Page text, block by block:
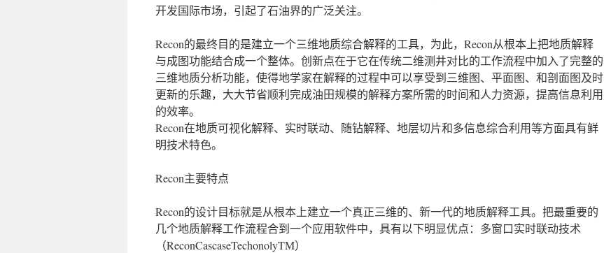
开发国际市场，引起了石油界的广泛关注。
Recon的最终目的是建立一个三维地质综合解释的工具，为此，Recon从根本上把地质解释
与成图功能结合成一个整体。创新点在于它在传统二维测井对比的工作流程中加入了完整的
三维地质分析功能，使得地学家在解释的过程中可以享受到三维图、平面图、和剖面图及时
更新的乐趣，大大节省顺利完成油田规模的解释方案所需的时间和人力资源，提高信息利用
的效率。
Recon在地质可视化解释、实时联动、随钻解释、地层切片和多信息综合利用等方面具有鲜
明技术特色。
Recon主要特点
Recon的设计目标就是从根本上建立一个真正三维的、新一代的地质解释工具。把最重要的
几个地质解释工作流程合到一个应用软件中，具有以下明显优点：多窗口实时联动技术
（ReconCascaseTechonolyTM）